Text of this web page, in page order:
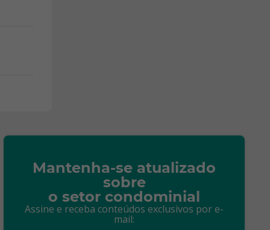
Mantenha-se atualizado
sobre
o setor condominial
Assine e receba conteúdos exclusivos por e-
mail: